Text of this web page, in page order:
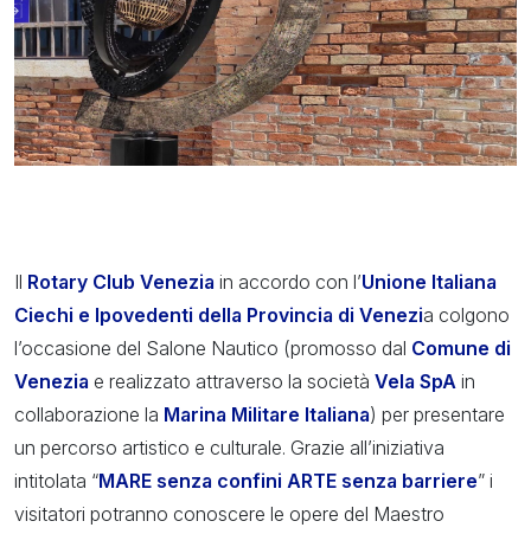
Il Rotary Club Venezia in accordo con l’Unione Italiana
Ciechi e Ipovedenti della Provincia di Venezia colgono
l’occasione del Salone Nautico (promosso dal Comune di
Venezia e realizzato attraverso la società Vela SpA in
collaborazione la Marina Militare Italiana) per presentare
un percorso artistico e culturale. Grazie all’iniziativa
intitolata “MARE senza confini ARTE senza barriere” i
visitatori potranno conoscere le opere del Maestro